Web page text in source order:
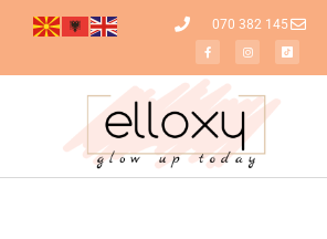
070 382 145